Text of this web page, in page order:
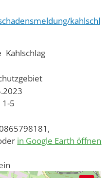
kahlschl
Kahlschlag
1-5
in Google Earth öffnen